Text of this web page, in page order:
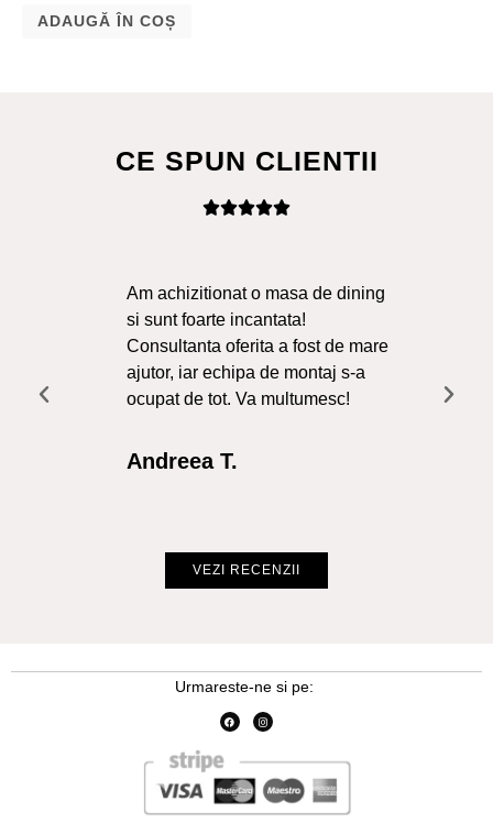
ADAUGĂ ÎN COȘ
CE SPUN CLIENTII
Am achizitionat o masa de dining
si sunt foarte incantata!
Consultanta oferita a fost de mare
ajutor, iar echipa de montaj s-a
ocupat de tot. Va multumesc!
Andreea T.
VEZI RECENZII
Urmareste-ne si pe: